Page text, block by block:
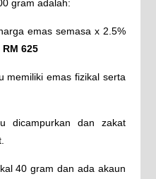
gram adalah:
emas semasa x 2.5%
RM 625
memiliki emas fizikal serta
dicampurkan dan zakat
40 gram dan ada akaun